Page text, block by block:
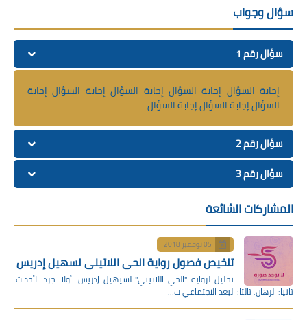
سؤال وجواب
سؤال رقم 1
إجابة السؤال إجابة السؤال إجابة السؤال إجابة السؤال إجابة
السؤال إجابة السؤال إجابة السؤال
سؤال رقم 2
سؤال رقم 3
المشاركات الشائعة
05 نوفمبر 2018
تلخيص فصول رواية الحي اللاتيني لسهيل إدريس
تحليل لرواية "الحي اللاتيني" لسيهيل إدريس. أولا: جرد الأحداث.
ثانيا: الرهان. ثالثا: البعد الاجتماعي ت…